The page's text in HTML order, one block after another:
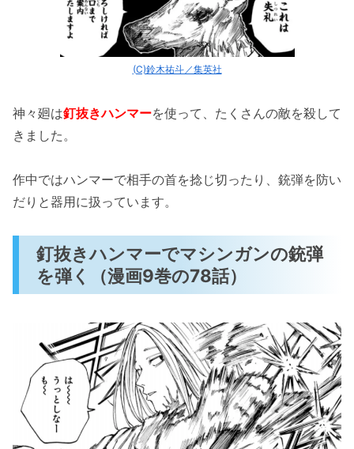
(C)鈴木祐斗／集英社
神々廻は釘抜きハンマーを使って、たくさんの敵を殺して
きました。
作中ではハンマーで相手の首を捻じ切ったり、銃弾を防い
だりと器用に扱っています。
釘抜きハンマーでマシンガンの銃弾
を弾く（漫画9巻の78話）